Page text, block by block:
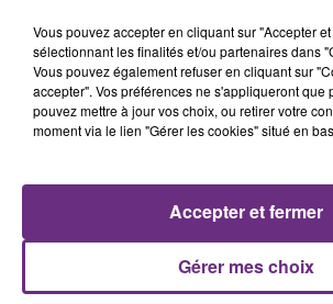
Vous pouvez accepter en cliquant sur "Accepter
sélectionnant les finalités et/ou partenaires dans
Vous pouvez également refuser en cliquant sur
accepter". Vos préférences ne s'appliqueront que
pouvez mettre à jour vos choix, ou retirer votre
moment via le lien "Gérer les cookies" situé en
Gérer mes choix
Accepter et fermer